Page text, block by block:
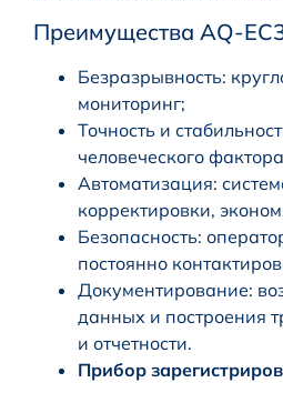
Преимущества AQ-
Безразрывность:
мониторинг;
Точность и
человеческого
Автоматизация:
корректировки,
Безопасность:
постоянно
Документирование:
данных и построения
и отчетности.
Прибор